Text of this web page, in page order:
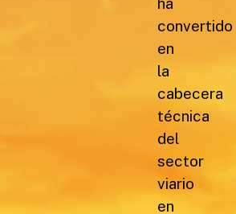
convertido
en
la
cabecera
técnica
del
sector
viario
en